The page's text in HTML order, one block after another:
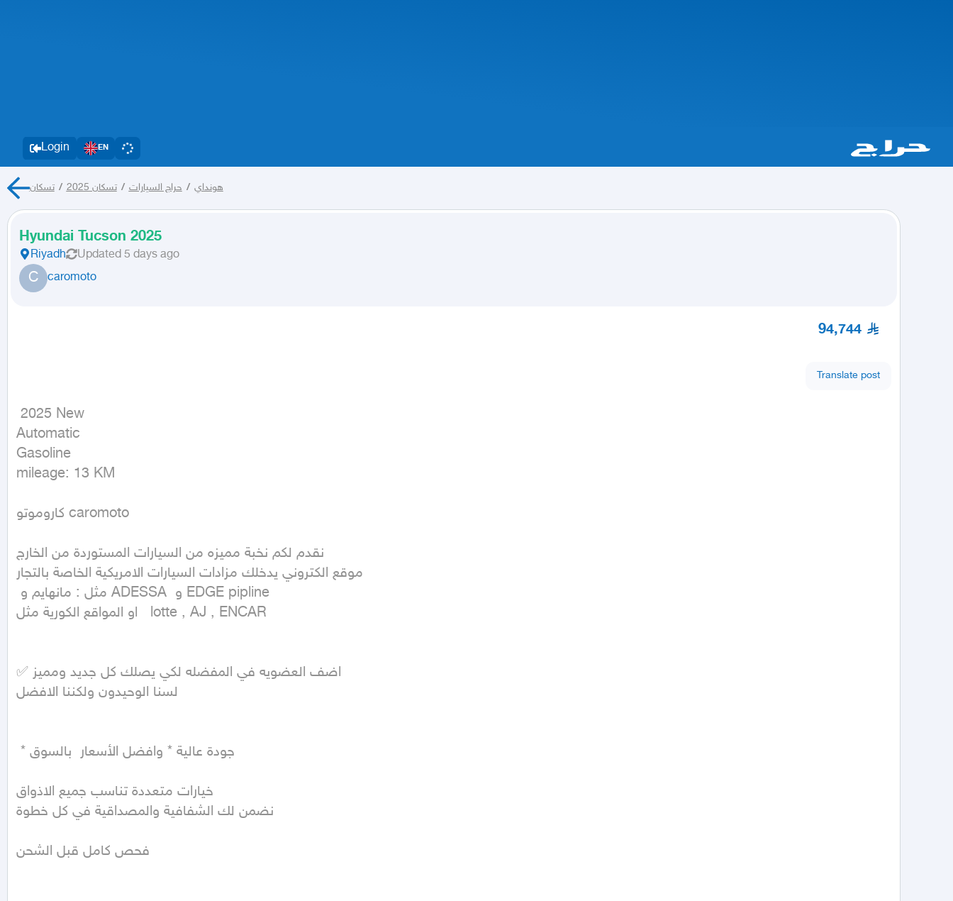
Login EN
هونداي / حراج السيارات / تسكان 2025 / تسكان
Hyundai Tucson 2025
Riyadh Updated 5 days ago
C caromoto
94,744
Translate post
Automatic
Gasoline
mileage: 13 KM
كاروموتو caromoto
نقدم لكم نخبة مميزه من السيارات المستوردة من الخارج
موقع الكتروني يدخلك مزادات السيارات الامريكية الخاصة بالتجار
او المواقع الكورية مثل   lotte , AJ , ENCAR
✅ اضف العضويه في المفضله لكي يصلك كل جديد ومميز
لسنا الوحيدون ولكننا الافضل
خيارات متعددة تناسب جميع الاذواق
نضمن لك الشفافية والمصداقية في كل خطوة
فحص كامل قبل الشحن